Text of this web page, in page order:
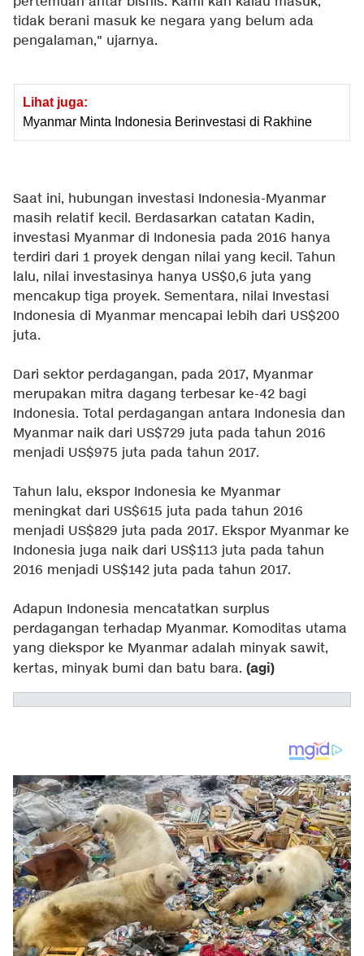
tidak berani masuk ke negara yang belum ada
pengalaman," ujarnya.
Lihat juga:
Myanmar Minta Indonesia Berinvestasi di Rakhine
Saat ini, hubungan investasi Indonesia-Myanmar
masih relatif kecil. Berdasarkan catatan Kadin,
investasi Myanmar di Indonesia pada 2016 hanya
terdiri dari 1 proyek dengan nilai yang kecil. Tahun
lalu, nilai investasinya hanya US$0,6 juta yang
mencakup tiga proyek. Sementara, nilai Investasi
Indonesia di Myanmar mencapai lebih dari US$200
juta.
Dari sektor perdagangan, pada 2017, Myanmar
merupakan mitra dagang terbesar ke-42 bagi
Indonesia. Total perdagangan antara Indonesia dan
Myanmar naik dari US$729 juta pada tahun 2016
menjadi US$975 juta pada tahun 2017.
Tahun lalu, ekspor Indonesia ke Myanmar
meningkat dari US$615 juta pada tahun 2016
menjadi US$829 juta pada 2017. Ekspor Myanmar ke
Indonesia juga naik dari US$113 juta pada tahun
2016 menjadi US$142 juta pada tahun 2017.
Adapun Indonesia mencatatkan surplus
perdagangan terhadap Myanmar. Komoditas utama
yang diekspor ke Myanmar adalah minyak sawit,
kertas, minyak bumi dan batu bara. (agi)